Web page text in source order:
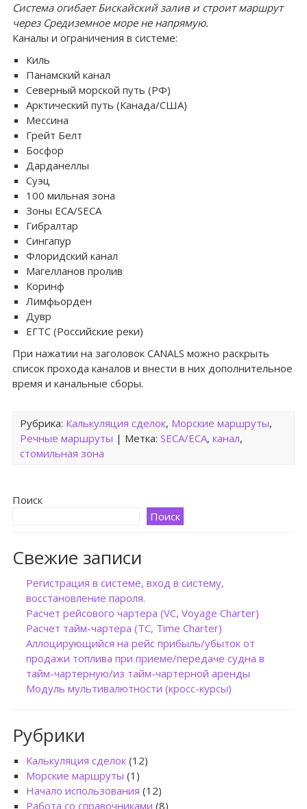
Система огибает Бискайский залив и строит маршрут
через Средиземное море не напрямую.
Каналы и ограничения в системе:
Киль
Панамский канал
Северный морской путь (РФ)
Арктический путь (Канада/США)
Мессина
Грейт Белт
Босфор
Дарданеллы
Суэц
100 мильная зона
Зоны ECA/SECA
Гибралтар
Сингапур
Флоридский канал
Магелланов пролив
Коринф
Лимфьорден
Дувр
ЕГТС (Российские реки)
При нажатии на заголовок CANALS можно раскрыть
список прохода каналов и внести в них дополнительное
время и канальные сборы.
Рубрика: Калькуляция сделок, Морские маршруты,
Речные маршруты | Метка: SECA/ECA, канал,
стомильная зона
Поиск
Поиск
Свежие записи
Регистрация в системе, вход в систему,
восстановление пароля.
Расчет рейсового чартера (VC, Voyage Charter)
Расчет тайм-чартера (TC, Time Charter)
Аллоцирующийся на рейс прибыль/убыток от
продажи топлива при приеме/передаче судна в
тайм-чартерную/из тайм-чартерной аренды
Модуль мультивалютности (кросс-курсы)
Рубрики
Калькуляция сделок(12)
Морские маршруты (1)
Начало использования (12)
Работа со справочниками (8)